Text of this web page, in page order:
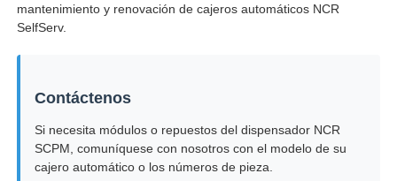
mantenimiento y renovación de cajeros automáticos NCR
SelfServ.
Contáctenos
Si necesita módulos o repuestos del dispensador NCR
SCPM, comuníquese con nosotros con el modelo de su
cajero automático o los números de pieza.